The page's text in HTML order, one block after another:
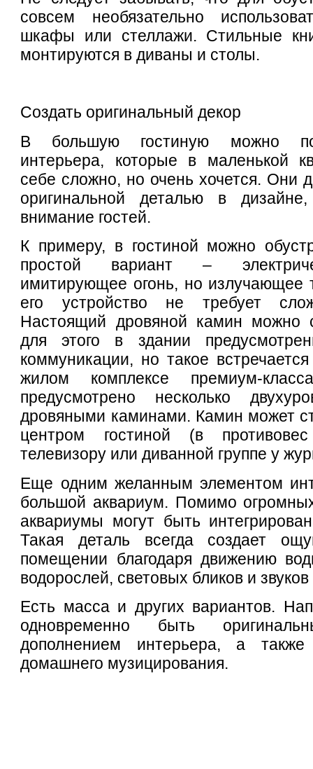
совсем необязательно
шкафы или стеллажи. Стильные
монтируются в диваны и столы.
Создать оригинальный декор
В большую гостиную можно
интерьера, которые в маленькой
себе сложно, но очень хочется. Они
оригинальной деталью в дизайне,
внимание гостей.
К примеру, в гостиной можно
простой вариант –
имитирующее огонь, но излучающее
его устройство не требует
Настоящий дровяной камин можно
для этого в здании
коммуникации, но такое
жилом комплексе премиум-
предусмотрено несколько
дровяными каминами. Камин может
центром гостиной (в
телевизору или диванной группе у
Еще одним желанным элементом
большой аквариум. Помимо
аквариумы могут быть
Такая деталь всегда создает
помещении благодаря движению
водорослей, световых бликов и
Есть масса и других вариантов.
одновременно быть
дополнением интерьера, а
домашнего музицирования.